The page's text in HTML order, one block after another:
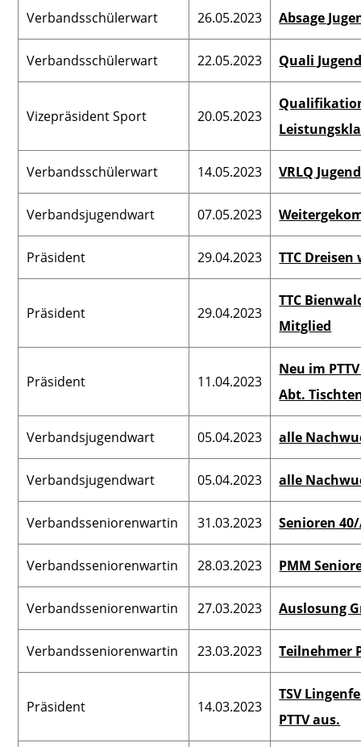
Verbandsschülerwart 26.05.2023 Absage
Verbandsschülerwart 22.05.2023 Quali
Vizepräsident Sport 20.05.2023
Verbandsschülerwart 14.05.2023 VRLQ
Verbandsjugendwart 07.05.2023
Präsident 29.04.2023 TTC
Präsident 29.04.2023
TTC
Mitglied
Präsident 11.04.2023
Neu im
Abt.
Verbandsjugendwart 05.04.2023 alle
Verbandsjugendwart 05.04.2023 alle
Verbandsseniorenwartin 31.03.2023 Senioren
Verbandsseniorenwartin 28.03.2023 PMM
Verbandsseniorenwartin 27.03.2023 Auslosung
Verbandsseniorenwartin 23.03.2023 Teilnehmer
Präsident 14.03.2023
TSV
PTTV aus.